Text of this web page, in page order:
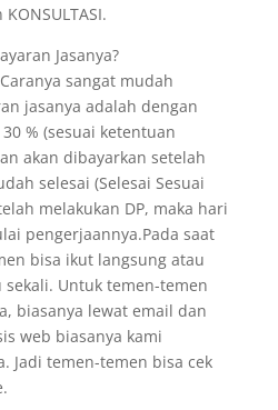
Jasanya?
sangat mudah
jasanya adalah dengan
% (sesuai ketentuan
akan dibayarkan setelah
selesai (Selesai Sesuai
melakukan DP, maka hari
pengerjaannya.Pada saat
bisa ikut langsung atau
sekali. Untuk temen-temen
biasanya lewat email dan
web biasanya kami
Jadi temen-temen bisa cek